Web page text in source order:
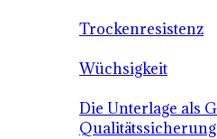
Trockenresistenz
Wüchsigkeit
Die Unterlage als
Qualitätssicherung